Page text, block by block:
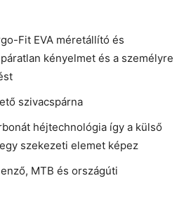
Fit EVA méretállító és
kényelmet és a személyre
szivacspárna
héjtechnológia így a külső
szekezeti elemet képez
MTB és országúti